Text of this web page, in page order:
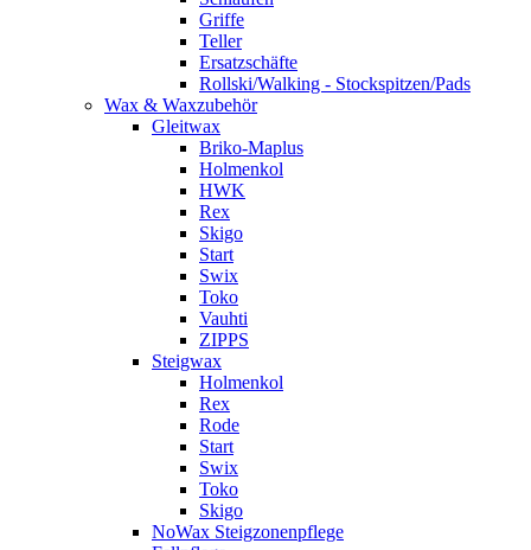
Griffe
Teller
Ersatzschäfte
Rollski/Walking - Stockspitzen/Pads
Wax & Waxzubehör
Gleitwax
Briko-Maplus
Holmenkol
HWK
Rex
Skigo
Start
Swix
Toko
Vauhti
ZIPPS
Steigwax
Holmenkol
Rex
Rode
Start
Swix
Toko
Skigo
NoWax Steigzonenpflege